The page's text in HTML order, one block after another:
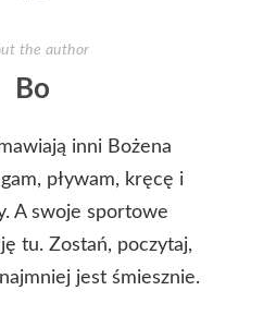
the author
Bo
inni Bożena
pływam, kręcę i
A swoje sportowe
tu. Zostań, poczytaj,
jest śmiesznie.